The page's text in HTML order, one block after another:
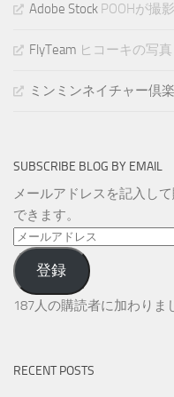
Adobe Stock POOHが撮
FlyTeam ヒコーキの写
ミンミンネイチャー倶
SUBSCRIBE BLOG BY EMAIL
メールアドレスを記入し
できます。
メ
ー
ル
ア
ス
登録
187人の購読者に加わりま
RECENT POSTS